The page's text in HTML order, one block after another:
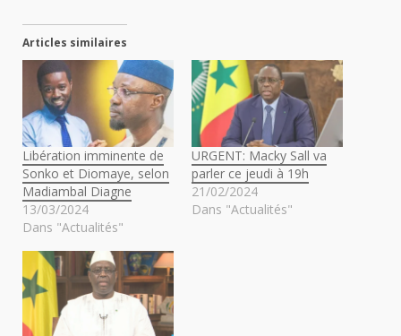
Articles similaires
Libération imminente de
Sonko et Diomaye, selon
Madiambal Diagne
13/03/2024
Dans "Actualités"
URGENT: Macky Sall va
parler ce jeudi à 19h
21/02/2024
Dans "Actualités"